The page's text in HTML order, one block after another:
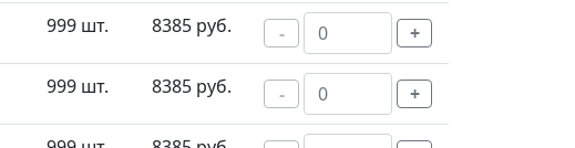
999 шт. 8385 руб. - +
999 шт. 8385 руб. - +